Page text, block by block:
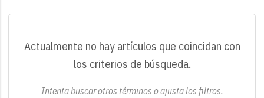
Actualmente no hay artículos que coincidan con
los criterios de búsqueda.
Intenta buscar otros términos o ajusta los filtros.